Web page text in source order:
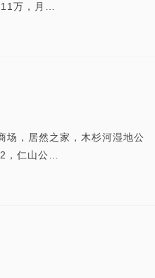
11万，月…
场，居然之家，木杉河湿地公
，仁山公…